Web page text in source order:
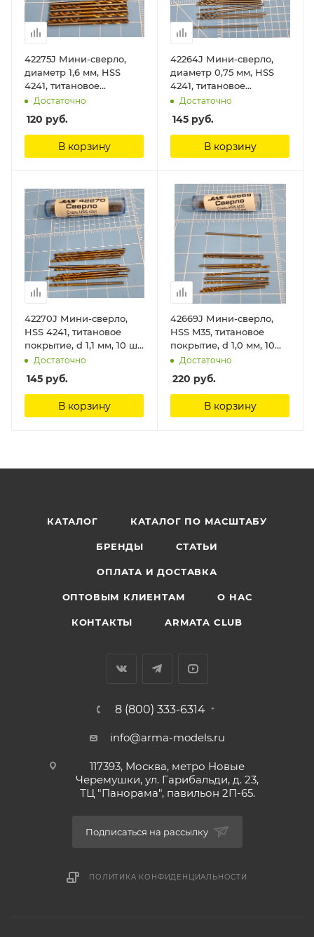
42275J Мини-сверло,
диаметр 1,6 мм, HSS
4241, титановое
покрытие, 10 шт./уп. Jas
Достаточно
120 руб.
В корзину
42264J Мини-сверло,
диаметр 0,75 мм, HSS
4241, титановое
покрытие, 10 шт./уп. Jas
Достаточно
145 руб.
В корзину
42270J Мини-сверло,
HSS 4241, титановое
покрытие, d 1,1 мм, 10 шт.
JasДостаточно
145 руб.
В корзину
42669J Мини-сверло,
HSS M35, титановое
покрытие, d 1,0 мм, 10
шт. Jas
Достаточно
220 руб.
В корзину
КАТАЛОГ КАТАЛОГ ПО МАСШТАБУ
БРЕНДЫ СТАТЬИ
ОПЛАТА И ДОСТАВКА
ОПТОВЫМ КЛИЕНТАМ О НАС
КОНТАКТЫ ARMATA CLUB
8 (800) 333-6314
info@arma-models.ru
117393, Москва, метро Новые
Черемушки, ул. Гарибальди, д. 23,
ТЦ "Панорама", павильон 2П-65.
Подписаться на рассылку
ПОЛИТИКА КОНФИДЕНЦИАЛЬНОСТИ